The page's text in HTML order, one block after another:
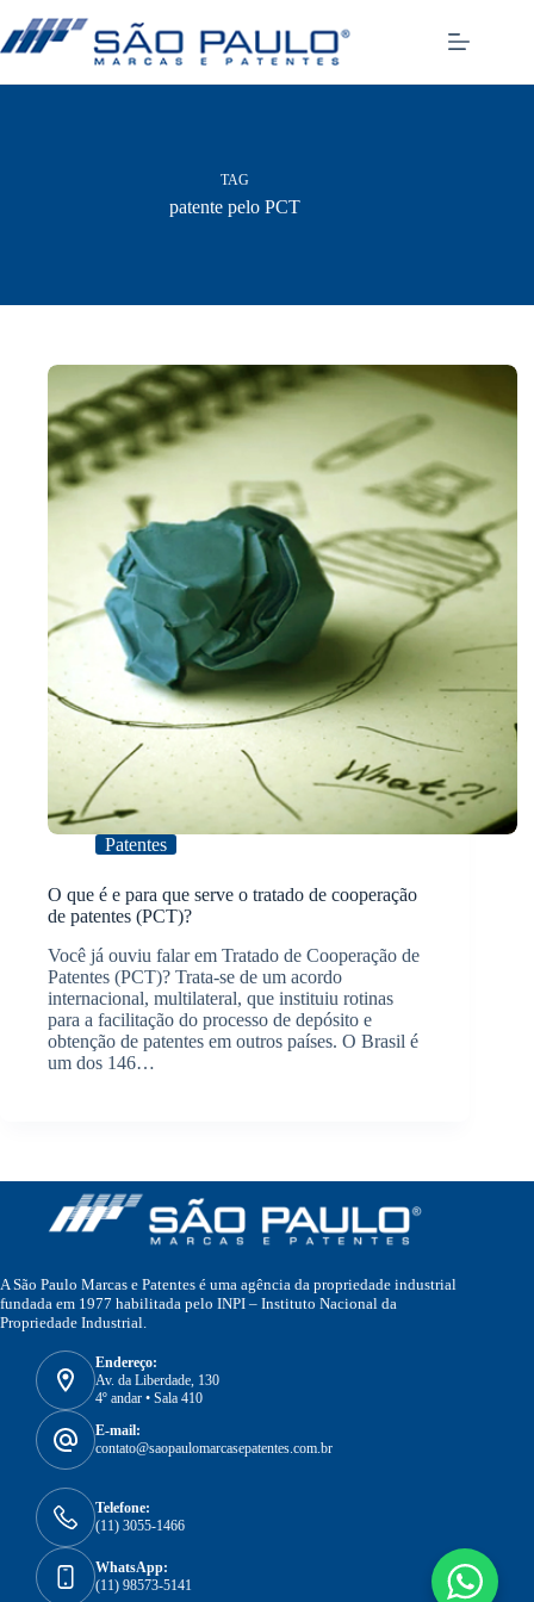
para
o
TAG
patente pelo PCT
Patentes
O que é e para que serve o tratado de cooperação
de patentes (PCT)?
Você já ouviu falar em Tratado de Cooperação de
Patentes (PCT)? Trata-se de um acordo
internacional, multilateral, que instituiu rotinas
para a facilitação do processo de depósito e
obtenção de patentes em outros países. O Brasil é
um dos 146…
A São Paulo Marcas e Patentes é uma agência da propriedade industrial
fundada em 1977 habilitada pelo INPI – Instituto Nacional da
Propriedade Industrial.
Endereço:
Av. da Liberdade, 130
4º andar • Sala 410
E-mail:
contato@saopaulomarcasepatentes.com.br
Telefone:
(11) 3055-1466
WhatsApp:
(11) 98573-5141